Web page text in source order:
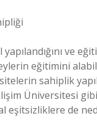
ve
eğitimini
sahiplik
Üniversitesi
eşitsizliklere de